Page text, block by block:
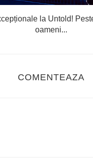
la Untold!
oameni...
COMENTEAZA